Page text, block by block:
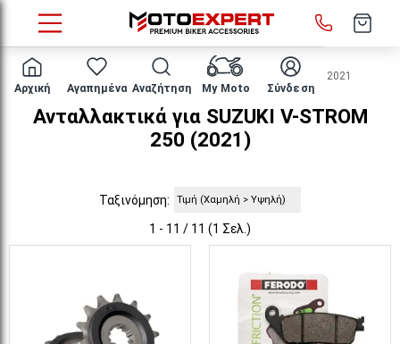
Αρχική Αγαπημένα Αναζήτηση My Moto Σύνδεση
Μάρκα/μοντέλο SUZUKI V-STROM 250 2021
Ανταλλακτικά για SUZUKI V-STROM
250 (2021)
Ταξινόμηση:
1 - 11 / 11 (1 Σελ.)